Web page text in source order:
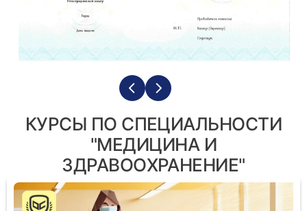
КУРСЫ ПО СПЕЦИАЛЬНОСТИ
"МЕДИЦИНА И
ЗДРАВООХРАНЕНИЕ"